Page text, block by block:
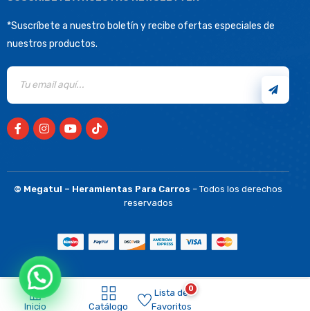
Inicio Catálogo
Lista de
Favoritos
0
*Suscríbete a nuestro boletín y recibe ofertas especiales de
nuestros productos.
© Megatul – Heramientas Para Carros – Todos los derechos
reservados